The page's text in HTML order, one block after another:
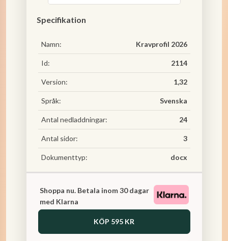
Specifikation
Namn: Kravprofil 2026
Id: 2114
Version: 1,32
Språk: Svenska
Antal nedladdningar: 24
Antal sidor: 3
Dokumenttyp: docx
Shoppa nu. Betala inom 30 dagar
med Klarna
KÖP 595 KR